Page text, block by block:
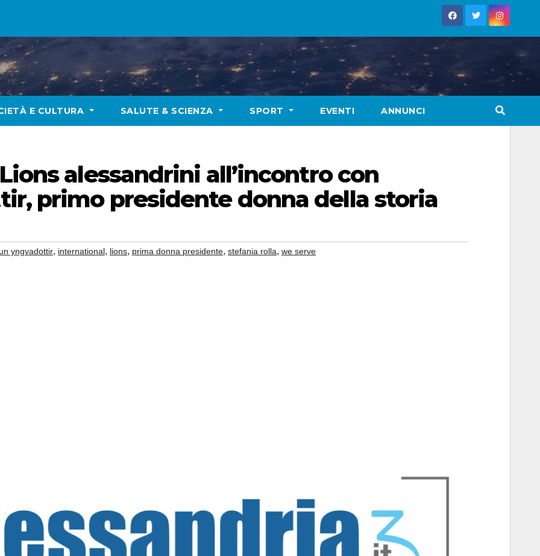
E CULTURA SALUTE & SCIENZA SPORT EVENTI ANNUNCI
alessandrini all’incontro con
primo presidente donna della storia
yngvadottir, international, lions, prima donna presidente, stefania rolla, we serve